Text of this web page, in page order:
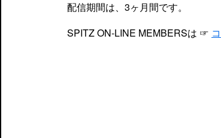
配信期間は、3ヶ月間です。
SPITZ ON-LINE MEMBERSは ☞